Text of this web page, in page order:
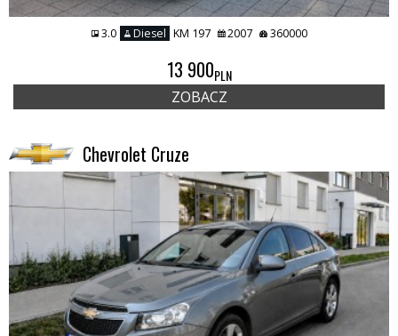
3.0 Diesel KM 197 2007 360000
13 900PLN
ZOBACZ
Chevrolet Cruze